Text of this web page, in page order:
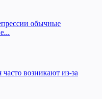
обычные
возникают из-за